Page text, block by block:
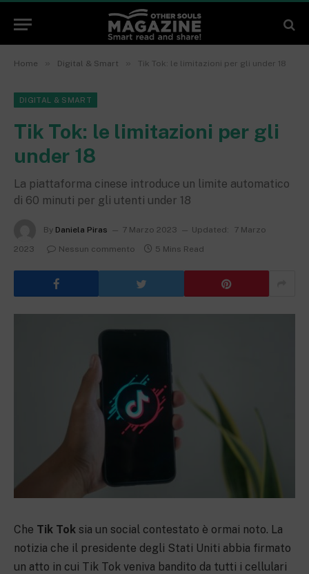
Home » Digital & Smart » Tik Tok: le limitazioni per gli under 18
DIGITAL & SMART
Tik Tok: le limitazioni per gli
under 18
La piattaforma cinese introduce un limite automatico
di 60 minuti per gli utenti under 18
By Daniela Piras 7 Marzo 2023 Updated:
7 Marzo
2023
Nessun commento 5 Mins Read
Che Tik Tok sia un social contestato è ormai noto. La
notizia che il presidente degli Stati Uniti abbia firmato
un atto in cui Tik Tok veniva bandito da tutti i cellulari